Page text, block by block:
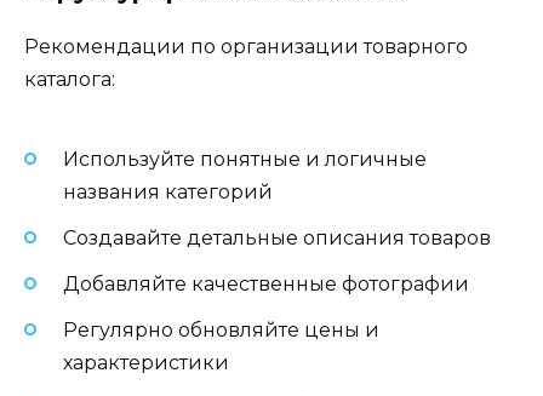
Рекомендации по организации товарного
каталога:
Используйте понятные и логичные
названия категорий
Создавайте детальные описания товаров
Добавляйте качественные фотографии
Регулярно обновляйте цены и
характеристики